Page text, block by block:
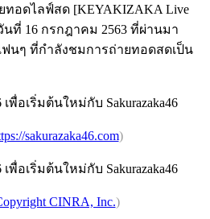
ทอดไลฟ์สด [KEYAKIZAKA Live
นที่ 16 กรกฎาคม 2563 ที่ผ่านมา
นๆ ที่กำลังชมการถ่ายทอดสดเป็น
sakurazaka46.com)
CINRA, Inc.)